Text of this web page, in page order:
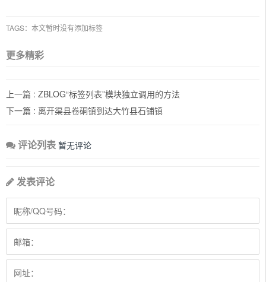
TAGS：本文暂时没有添加标签
更多精彩
上一篇 : ZBLOG“标签列表”模块独立调用的方法
下一篇 : 离开渠县卷硐镇到达大竹县石铺镇
评论列表 暂无评论
发表评论